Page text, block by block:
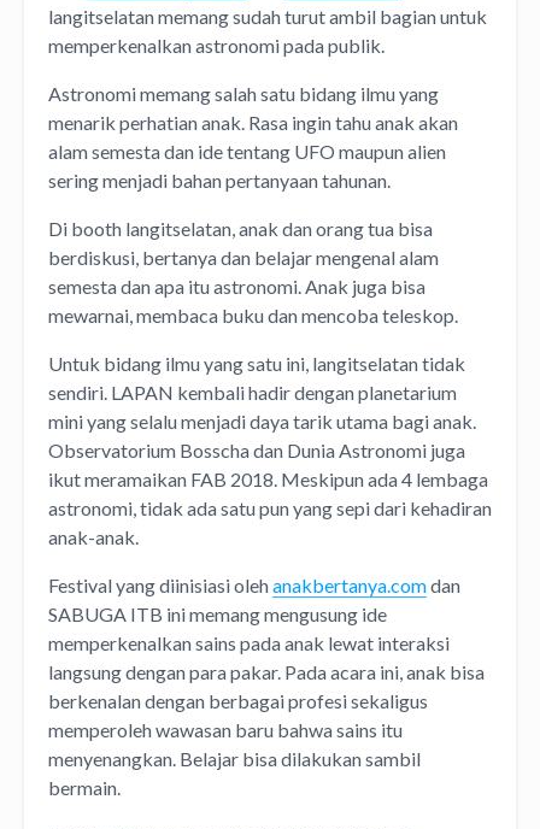
langitselatan memang sudah turut ambil bagian untuk
memperkenalkan astronomi pada publik.
Astronomi memang salah satu bidang ilmu yang
menarik perhatian anak. Rasa ingin tahu anak akan
alam semesta dan ide tentang UFO maupun alien
sering menjadi bahan pertanyaan tahunan.
Di booth langitselatan, anak dan orang tua bisa
berdiskusi, bertanya dan belajar mengenal alam
semesta dan apa itu astronomi. Anak juga bisa
mewarnai, membaca buku dan mencoba teleskop.
Untuk bidang ilmu yang satu ini, langitselatan tidak
sendiri. LAPAN kembali hadir dengan planetarium
mini yang selalu menjadi daya tarik utama bagi anak.
Observatorium Bosscha dan Dunia Astronomi juga
ikut meramaikan FAB 2018. Meskipun ada 4 lembaga
astronomi, tidak ada satu pun yang sepi dari kehadiran
anak-anak.
Festival yang diinisiasi olehanakbertanya.comdan
SABUGA ITB ini memang mengusung ide
memperkenalkan sains pada anak lewat interaksi
langsung dengan para pakar. Pada acara ini, anak bisa
berkenalan dengan berbagai profesi sekaligus
memperoleh wawasan baru bahwa sains itu
menyenangkan. Belajar bisa dilakukan sambil
bermain.